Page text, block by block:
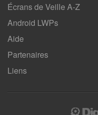
Écrans de Veille A-Z
Android LWPs
Aide
Partenaires
Liens